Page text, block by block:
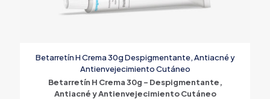
Betarretín H Crema 30g Despigmentante, Antiacné y
Antienvejecimiento Cutáneo
Betarretín H Crema 30g – Despigmentante,
Antiacné y Antienvejecimiento Cutáneo